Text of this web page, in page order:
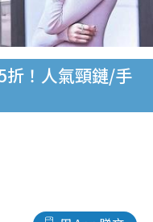
折！人氣頸鏈/手